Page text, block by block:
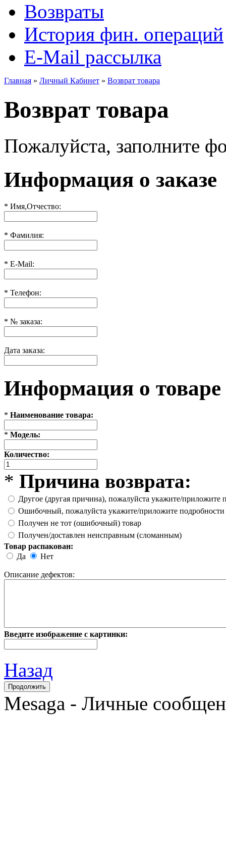
Возвраты
История фин. операций
E-Mail рассылка
Главная » Личный Кабинет » Возврат товара
Возврат товара
Пожалуйста, заполните
Информация о заказе
* Имя,Отчество:
* Фамилия:
* E-Mail:
* Телефон:
* № заказа:
Дата заказа:
Информация о
* Наименование товара:
* Модель:
Количество:
* Причина возврата:
Другое (другая причина), пожалуйста укажите/приложите
Ошибочный, пожалуйста укажите/приложите подробности
Получен не тот (ошибочный) товар
Получен/доставлен неисправным (сломанным)
Товар распакован:
Да
Нет
Описание дефектов:
Введите изображение с картинки:
Назад
Mesaga - Личные